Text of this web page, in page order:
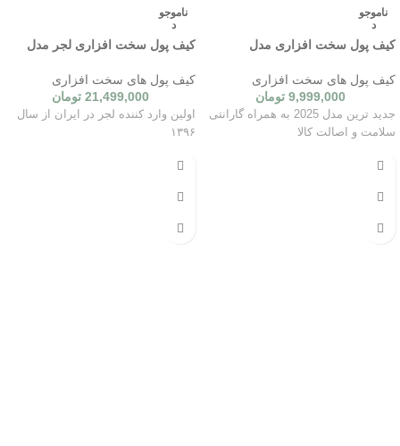
ناموجو
د
کیف پول سخت افزاری مدل
کیف پول های سخت افزاری
9,999,000 تومان
جدید ترین مدل 2025 به همراه گارانتی
سلامت و اصالت کالا
ناموجو
د
کیف پول سخت افزاری لجر مدل
کیف پول های سخت افزاری
21,499,000 تومان
اولین وارد کننده لجر در ایران از سال
۱۳۹۶